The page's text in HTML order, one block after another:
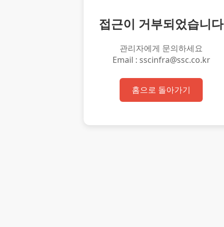
접근이 거부되었습니다
관리자에게 문의하세요
Email : sscinfra@ssc.co.kr
홈으로 돌아가기